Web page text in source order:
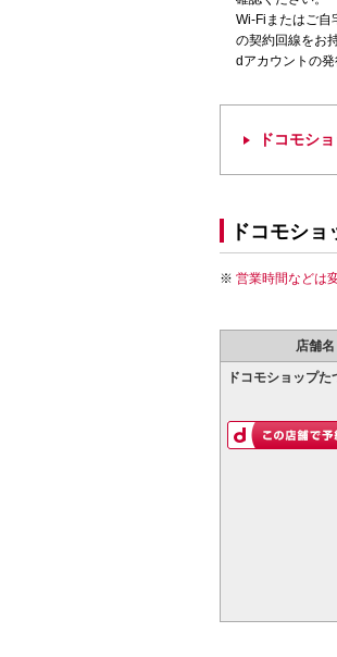
Wi-Fiまたはご自
の契約回線をお
dアカウントの発
ドコモシ
ドコモショ
営業時間などは
店舗名
ドコモショップた